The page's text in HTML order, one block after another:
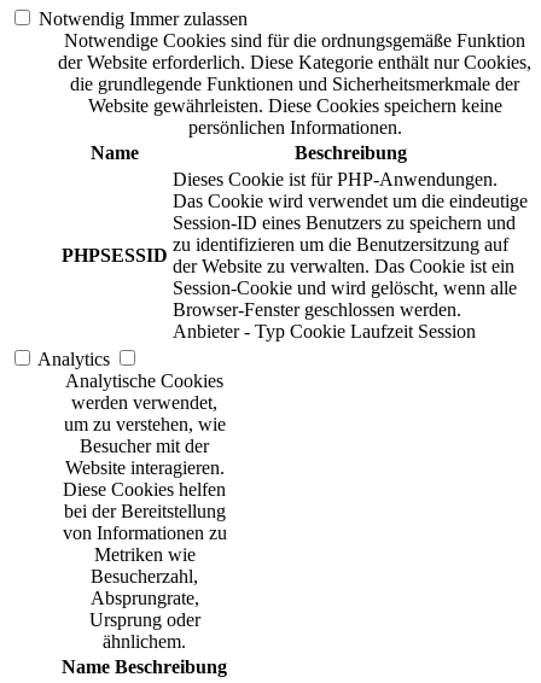
Notwendig Immer zulassen
Notwendige Cookies sind für die ordnungsgemäße Funktion
der Website erforderlich. Diese Kategorie enthält nur Cookies,
die grundlegende Funktionen und Sicherheitsmerkmale der
Website gewährleisten. Diese Cookies speichern keine
persönlichen Informationen.
Name
Beschreibung
PHPSESSID
Dieses Cookie ist für PHP-Anwendungen.
Das Cookie wird verwendet um die eindeutige
Session-ID eines Benutzers zu speichern und
zu identifizieren um die Benutzersitzung auf
der Website zu verwalten. Das Cookie ist ein
Session-Cookie und wird gelöscht, wenn alle
Browser-Fenster geschlossen werden.
Anbieter - Typ Cookie Laufzeit Session
Analytics
Analytische Cookies
werden verwendet,
um zu verstehen, wie
Besucher mit der
Website interagieren.
Diese Cookies helfen
bei der Bereitstellung
von Informationen zu
Metriken wie
Besucherzahl,
Absprungrate,
Ursprung oder
ähnlichem.
Name Beschreibung